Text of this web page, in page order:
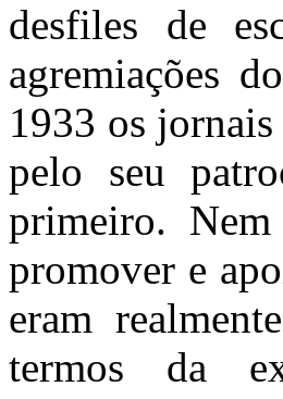
desfiles de
agremiações
1933 os jornais
pelo seu
primeiro.
promover e
eram
termos da